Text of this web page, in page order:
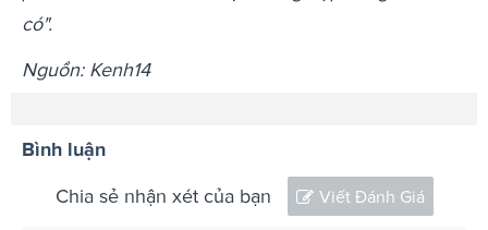
có".
Nguồn: Kenh14
Bình luận
Chia sẻ nhận xét của bạn Viết Đánh Giá